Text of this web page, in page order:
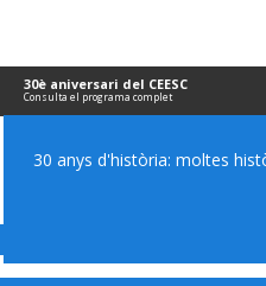
30è aniversari del CEESC
Consulta el programa complet
30 anys d'història: moltes